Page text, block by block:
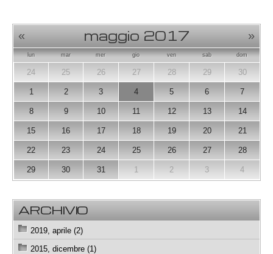
« maggio 2017 »
lun mar mer gio ven sab dom
24 25 26 27 28 29 30
1 2 3 4 5 6 7
8 9 10 11 12 13 14
15 16 17 18 19 20 21
22 23 24 25 26 27 28
29 30 31 1 2 3 4
ARCHIVIO
2019, aprile (2)
2015, dicembre (1)